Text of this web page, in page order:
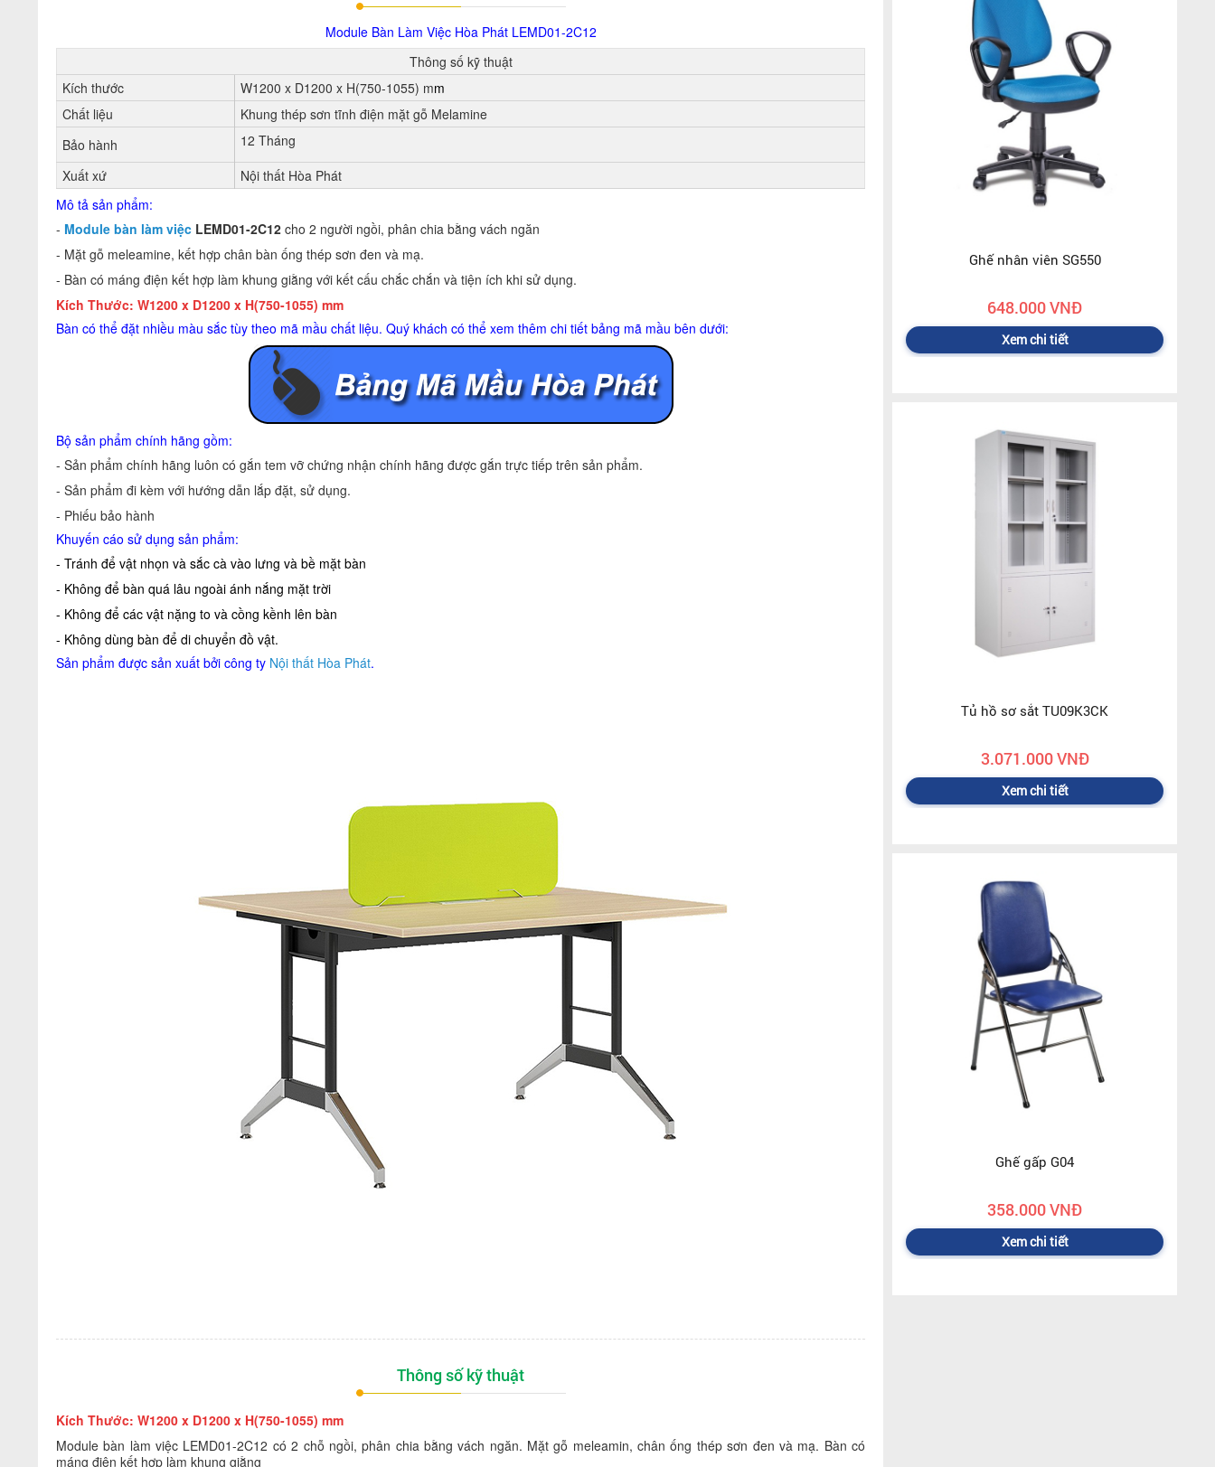
Module Bàn Làm Việc Hòa Phát LEMD01-2C12
Thông số kỹ thuật
Kích thước
W1200 x D1200 x H(750-1055) mm
Chất liệu
Khung thép sơn tĩnh điện mặt gỗ Melamine
Bảo hành
12 Tháng
Xuất xứ
Nội thất Hòa Phát
Mô tả sản phẩm:
- Module bàn làm việc LEMD01-2C12 cho 2 người ngồi, phân chia bằng vách ngăn
- Mặt gỗ meleamine, kết hợp chân bàn ống thép sơn đen và mạ.
- Bàn có máng điện kết hợp làm khung giằng với kết cấu chắc chắn và tiện ích khi sử dụng.
Kích Thước: W1200 x D1200 x H(750-1055) mm
Bàn có thể đặt nhiều màu sắc tùy theo mã mầu chất liệu. Quý khách có thể xem thêm chi tiết bảng mã mầu bên dưới:
Bộ sản phẩm chính hãng gồm:
- Sản phẩm chính hãng luôn có gắn tem vỡ chứng nhận chính hãng được gắn trực tiếp trên sản phẩm.
- Sản phẩm đi kèm với hướng dẫn lắp đặt, sử dụng.
- Phiếu bảo hành
Khuyến cáo sử dụng sản phẩm:
- Tránh để vật nhọn và sắc cà vào lưng và bề mặt bàn
- Không để bàn quá lâu ngoài ánh nắng mặt trời
- Không để các vật nặng to và cồng kềnh lên bàn
- Không dùng bàn để di chuyển đồ vật.
Sản phẩm được sản xuất bởi công ty Nội thất Hòa Phát.
Thông số kỹ thuật
Kích Thước: W1200 x D1200 x H(750-1055) mm
Module bàn làm việc LEMD01-2C12 có 2 chỗ ngồi, phân chia bằng vách ngăn. Mặt gỗ meleamin, chân ống thép sơn đen và mạ. Bàn có
máng điện kết hợp làm khung giằng
Ghế nhân viên SG550
648.000 VNĐ
Xem chi tiết
Tủ hồ sơ sắt TU09K3CK
3.071.000 VNĐ
Xem chi tiết
Ghế gấp G04
358.000 VNĐ
Xem chi tiết